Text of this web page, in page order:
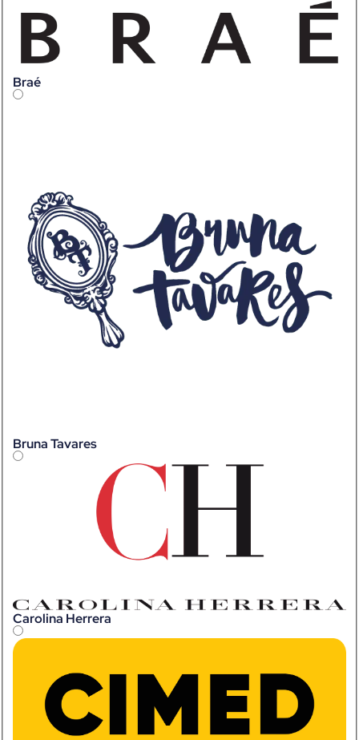
Braé
Bruna Tavares
Carolina Herrera